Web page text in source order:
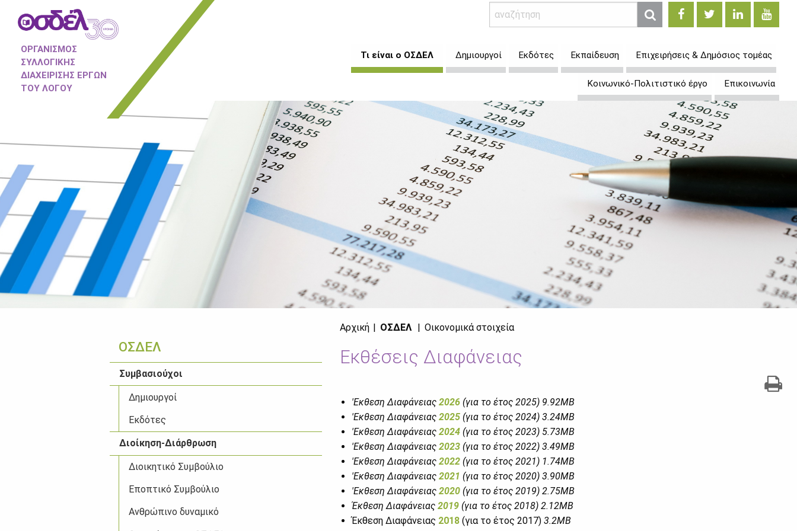
ΟΡΓΑΝΙΣΜΟΣ
ΣΥΛΛΟΓΙΚΗΣ
ΔΙΑΧΕΙΡΙΣΗΣ ΕΡΓΩΝ
ΤΟΥ ΛΟΓΟΥ
Τι είναι ο ΟΣΔΕΛ Δημιουργοί Εκδότες Εκπαίδευση Επιχειρήσεις & Δημόσιος τομέας
Κοινωνικό-Πολιτιστικό έργο Επικοινωνία
ΟΣΔΕΛ
Συμβασιούχοι
Δημιουργοί
Εκδότες
Διοίκηση-Διάρθρωση
Διοικητικό Συμβούλιο
Εποπτικό Συμβούλιο
Ανθρώπινο δυναμικό
Αρχική ΟΣΔΕΛ Οικονομικά στοιχεία
Εκθέσεις Διαφάνειας
'Εκ­θε­ση Δια­φά­νειας 2026 (για το έτος 2025) 9.92MB
'Εκ­θε­ση Δια­φά­νειας 2025 (για το έτος 2024) 3.24MB
'Εκ­θε­ση Δια­φά­νειας 2024 (για το έτος 2023) 5.73MB
'Εκ­θε­ση Δια­φά­νειας 2023 (για το έτος 2022) 3.49MB
'Εκ­θε­ση Δια­φά­νειας 2022 (για το έτος 2021) 1.74MB
'Εκ­θε­ση Δια­φά­νειας 2021 (για το έτος 2020) 3.90MB
'Εκ­θε­ση Δια­φά­νειας 2020 (για το έτος 2019) 2.75MB
Έκ­θε­ση Δια­φά­νειας 2019 (για το έτος 2018) 2.12MB
Έκ­θε­ση Δια­φά­νειας 2018 (για το έτος 2017) 3.2MB